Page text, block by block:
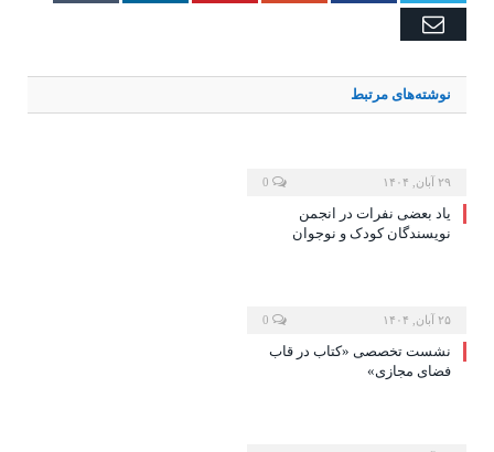
Email
نوشته‌های مرتبط
۲۹ آبان, ۱۴۰۴
یاد بعضی نفرات در انجمن
نویسندگان کودک و نوجوان
۲۵ آبان, ۱۴۰۴
نشست تخصصی «کتاب در قاب
فضای مجازی»